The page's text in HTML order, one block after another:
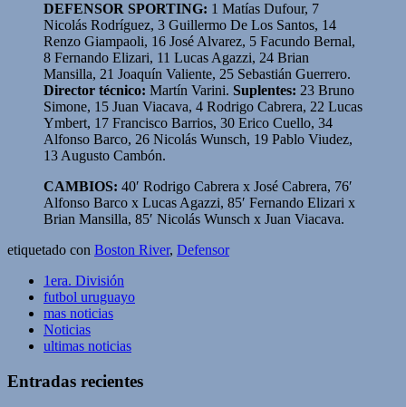
DEFENSOR SPORTING: 1 Matías Dufour, 7
Nicolás Rodríguez, 3 Guillermo De Los Santos, 14
Renzo Giampaoli, 16 José Alvarez, 5 Facundo Bernal,
8 Fernando Elizari, 11 Lucas Agazzi, 24 Brian
Mansilla, 21 Joaquín Valiente, 25 Sebastián Guerrero.
Director técnico: Martín Varini. Suplentes: 23 Bruno
Simone, 15 Juan Viacava, 4 Rodrigo Cabrera, 22 Lucas
Ymbert, 17 Francisco Barrios, 30 Erico Cuello, 34
Alfonso Barco, 26 Nicolás Wunsch, 19 Pablo Viudez,
13 Augusto Cambón.
CAMBIOS: 40′ Rodrigo Cabrera x José Cabrera, 76′
Alfonso Barco x Lucas Agazzi, 85′ Fernando Elizari x
Brian Mansilla, 85′ Nicolás Wunsch x Juan Viacava.
etiquetado con Boston River, Defensor
1era. División
futbol uruguayo
mas noticias
Noticias
ultimas noticias
Entradas recientes